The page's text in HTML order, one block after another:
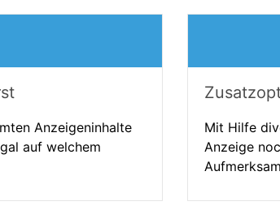
Anzeigeninhalte
auf welchem
Mit Hilfe
Anzeige